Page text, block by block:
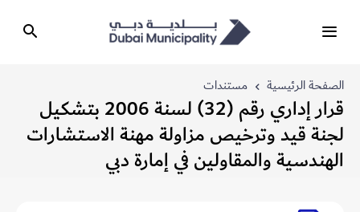
الصفحة الرئيسية مستندات
قرار إداري رقم (32) لسنة 2006 بتشكيل
لجنة قيد وترخيص مزاولة مهنة الاستشارات
الهندسية والمقاولين في إمارة دبي